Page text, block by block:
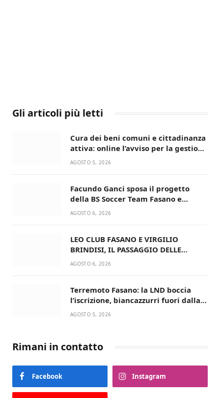
Gli articoli più letti
Cura dei beni comuni e cittadinanza
attiva: online l’avviso per la gestione
condivisa della Villetta di Laureto
AGOSTO 5, 2026
Facundo Ganci sposa il progetto
della BS Soccer Team Fasano e
ritorna in campo
AGOSTO 6, 2026
LEO CLUB FASANO E VIRGILIO
BRINDISI, IL PASSAGGIO DELLE
CONSEGNE RINNOVA UN’AMICIZIA
AGOSTO 6, 2026
Terremoto Fasano: la LND boccia
l’iscrizione, biancazzurri fuori dalla
Serie D
AGOSTO 5, 2026
Rimani in contatto
Facebook Instagram